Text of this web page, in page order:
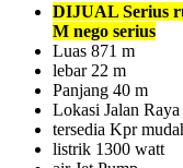
DIJUAL Serius
M nego serius
Luas 871 m
lebar 22 m
Panjang 40 m
Lokasi Jalan Raya
tersedia Kpr
listrik 1300 watt